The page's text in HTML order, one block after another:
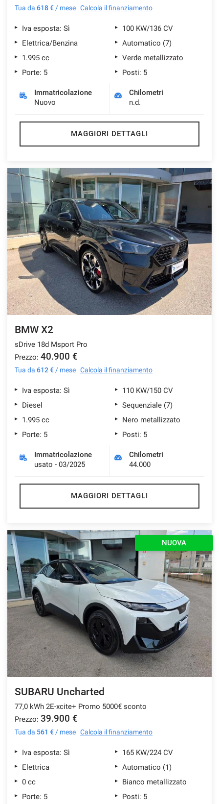
Tua da 618 € / mese Calcola il finanziamento
Iva esposta: Sì
100 KW/136 CV
Elettrica/Benzina
Automatico (7)
1.995 cc
Verde metallizzato
Porte: 5
Posti: 5
Immatricolazione
Nuovo
Chilometri
n.d.
MAGGIORI DETTAGLI
BMW X2
sDrive 18d Msport Pro
Prezzo: 40.900 €
Tua da 612 € / mese Calcola il finanziamento
Iva esposta: Sì
110 KW/150 CV
Diesel
Sequenziale (7)
1.995 cc
Nero metallizzato
Porte: 5
Posti: 5
Immatricolazione
usato - 03/2025
Chilometri
44.000
MAGGIORI DETTAGLI
NUOVA
SUBARU Uncharted
77,0 kWh 2E-xcite+ Promo 5000€ sconto
Prezzo: 39.900 €
Tua da 561 € / mese Calcola il finanziamento
Iva esposta: Sì
165 KW/224 CV
Elettrica
Automatico (1)
0 cc
Bianco metallizzato
Porte: 5
Posti: 5